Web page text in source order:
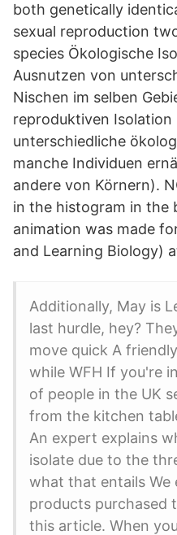
both genetically
sexual reproduction
species Ökologische
Ausnutzen von
Nischen im selben
reproduktiven
unterschiedliche
manche Individuen
andere von Körnern).
in the histogram in the
animation was made
and Learning Biology)
Additionally, May is
last hurdle, hey?
move quick A
while WFH If you're
of people in the UK
from the kitchen
An expert explains
isolate due to the
what that entails We
products purchased
this article. When